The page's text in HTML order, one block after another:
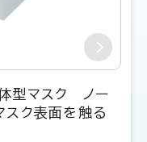
型マスク ノー
スク表面を触る